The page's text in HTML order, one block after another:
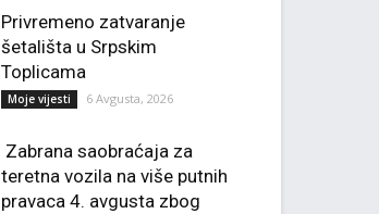
Privremeno zatvaranje
šetališta u Srpskim
Toplicama
Moje vijesti 6 Avgusta, 2026
Zabrana saobraćaja za
teretna vozila na više putnih
pravaca 4. avgusta zbog